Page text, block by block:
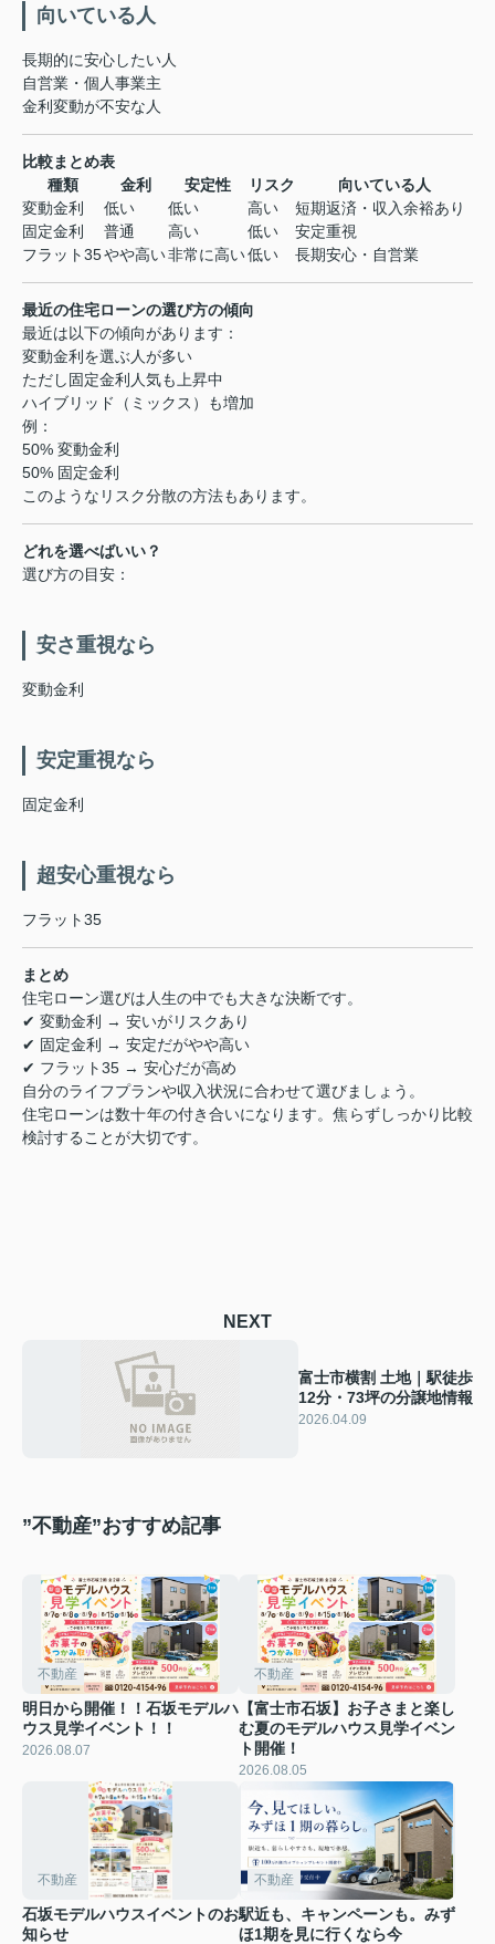
向いている人
長期的に安心したい人
自営業・個人事業主
金利変動が不安な人
比較まとめ表
種類
金利 安定性 リスク
向いている人
変動金利
低い 低い 高い
短期返済・収入余裕あり
固定金利
普通 高い 低い
安定重視
フラット35やや高い非常に高い低い 長期安心・自営業
最近の住宅ローンの選び方の傾向
最近は以下の傾向があります：
変動金利を選ぶ人が多い
ただし固定金利人気も上昇中
ハイブリッド（ミックス）も増加
例：
50% 変動金利
50% 固定金利
このようなリスク分散の方法もあります。
どれを選べばいい？
選び方の目安：
安さ重視なら
変動金利
安定重視なら
固定金利
超安心重視なら
フラット35
まとめ
住宅ローン選びは人生の中でも大きな決断です。
✔ 変動金利 → 安いがリスクあり
✔ 固定金利 → 安定だがやや高い
✔ フラット35 → 安心だが高め
自分のライフプランや収入状況に合わせて選びましょう。
住宅ローンは数十年の付き合いになります。焦らずしっかり比較
検討することが大切です。
NEXT
富士市横割 土地｜駅徒歩
12分・73坪の分譲地情報
2026.04.09
”不動産”おすすめ記事
不動産
明日から開催！！石坂モデルハ
ウス見学イベント！！
2026.08.07
不動産
【富士市石坂】お子さまと楽し
む夏のモデルハウス見学イベン
ト開催！
2026.08.05
不動産
石坂モデルハウスイベントのお
知らせ
不動産
駅近も、キャンペーンも。みず
ほ1期を見に行くなら今